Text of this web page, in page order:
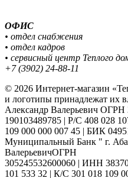
ОФИС
• отдел снабжения
• отдел кадров
• сервисный центр Теплого
+7 (3902) 24-88-11
© 2026 Интернет-магазин
и логотипы принадлежат их
Александр Валерьевич
190103489785 | Р/С 408 028
109 000 000 007 45 | БИК
Муниципальный Банк " г.
ВалерьевичОГРН
305245532600060 | ИНН
101 533 32 | К/С 301 018 109